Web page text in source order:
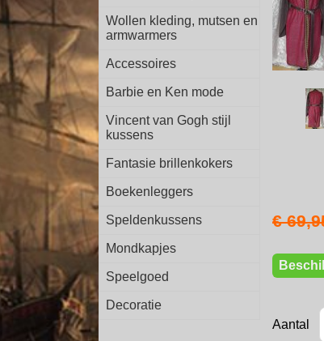
Wollen kleding, mutsen en
armwarmers
Accessoires
Barbie en Ken mode
Vincent van Gogh stijl
kussens
Fantasie brillenkokers
Boekenleggers
Speldenkussens
Mondkapjes
Speelgoed
Decoratie
€
Aantal